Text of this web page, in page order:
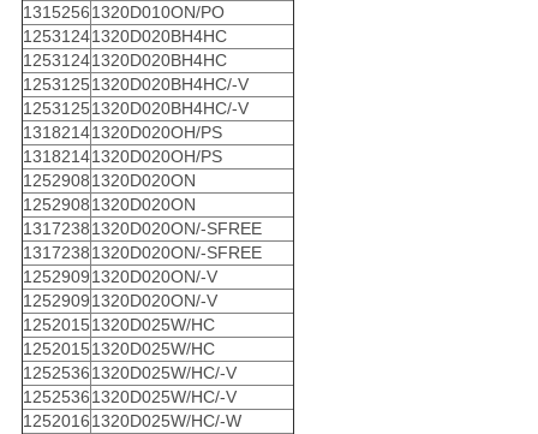
13152561320D010ON/PO
12531241320D020BH4HC
12531241320D020BH4HC
12531251320D020BH4HC/-V
12531251320D020BH4HC/-V
13182141320D020OH/PS
13182141320D020OH/PS
12529081320D020ON
12529081320D020ON
13172381320D020ON/-SFREE
13172381320D020ON/-SFREE
12529091320D020ON/-V
12529091320D020ON/-V
12520151320D025W/HC
12520151320D025W/HC
12525361320D025W/HC/-V
12525361320D025W/HC/-V
12520161320D025W/HC/-W